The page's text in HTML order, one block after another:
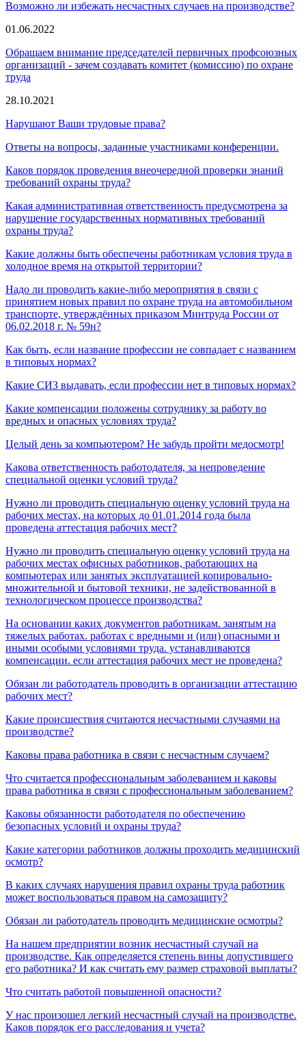
Возможно ли избежать несчастных случаев на производстве?
01.06.2022
Обращаем внимание председателей первичных профсоюзных
организаций - зачем создавать комитет (комиссию) по охране
труда
28.10.2021
Нарушают Ваши трудовые права?
Ответы на вопросы, заданные участниками конференции.
Каков порядок проведения внеочередной проверки знаний
требований охраны труда?
Какая административная ответственность предусмотрена за
нарушение государственных нормативных требований
охраны труда?
Какие должны быть обеспечены работникам условия труда в
холодное время на открытой территории?
Надо ли проводить какие-либо мероприятия в связи с
принятием новых правил по охране труда на автомобильном
транспорте, утверждённых приказом Минтруда России от
06.02.2018 г. № 59н?
Как быть, если название профессии не совпадает с названием
в типовых нормах?
Какие СИЗ выдавать, если профессии нет в типовых нормах?
Какие компенсации положены сотруднику за работу во
вредных и опасных условиях труда?
Целый день за компьютером? Не забудь пройти медосмотр!
Какова ответственность работодателя, за непроведение
специальной оценки условий труда?
Нужно ли проводить специальную оценку условий труда на
рабочих местах, на которых до 01.01.2014 года была
проведена аттестация рабочих мест?
Нужно ли проводить специальную оценку условий труда на
рабочих местах офисных работников, работающих на
компьютерах или занятых эксплуатацией копировально-
множительной и бытовой техники, не задействованной в
технологическом процессе производства?
На основании каких документов работникам. занятым на
тяжелых работах. работах с вредными и (или) опасными и
иными особыми условиями труда. устанавливаются
компенсации. если аттестация рабочих мест не проведена?
Обязан ли работодатель проводить в организации аттестацию
рабочих мест?
Какие происшествия считаются несчастными случаями на
производстве?
Каковы права работника в связи с несчастным случаем?
Что считается профессиональным заболеванием и каковы
права работника в связи с профессиональным заболеванием?
Каковы обязанности работодателя по обеспечению
безопасных условий и охраны труда?
Какие категории работников должны проходить медицинский
осмотр?
В каких случаях нарушения правил охраны труда работник
может воспользоваться правом на самозащиту?
Обязан ли работодатель проводить медицинские осмотры?
На нашем предприятии возник несчастный случай на
производстве. Как определяется степень вины допустившего
его работника? И как считать ему размер страховой выплаты?
Что считать работой повышенной опасности?
У нас произошел легкий несчастный случай на производстве.
Каков порядок его расследования и учета?